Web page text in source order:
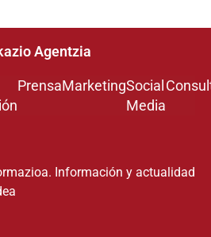
Agentzia
PrensaMarketingSocial
Media
Información y actualidad